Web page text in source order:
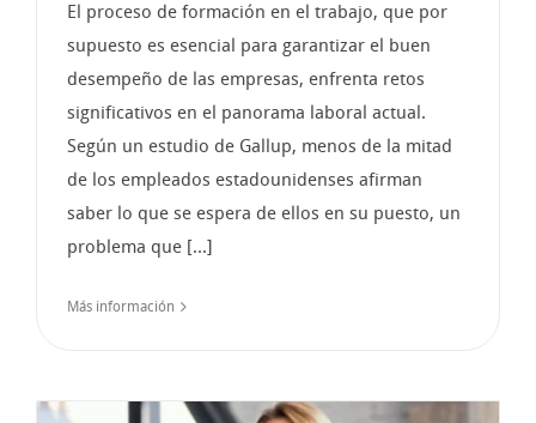
El proceso de formación en el trabajo, que por
supuesto es esencial para garantizar el buen
desempeño de las empresas, enfrenta retos
significativos en el panorama laboral actual.
Según un estudio de Gallup, menos de la mitad
de los empleados estadounidenses afirman
saber lo que se espera de ellos en su puesto, un
problema que [...]
Más información